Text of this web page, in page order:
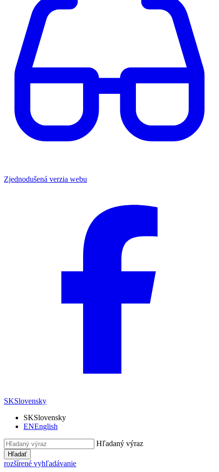
Zjednodušená verzia webu
SKSlovensky
SKSlovensky
ENEnglish
Hľadaný výraz
Hľadať
rozšírené vyhľadávanie